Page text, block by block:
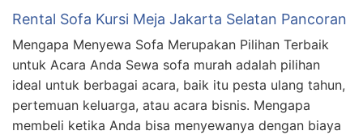
Rental Sofa Kursi Meja Jakarta Selatan Pancoran
Mengapa Menyewa Sofa Merupakan Pilihan Terbaik
untuk Acara Anda Sewa sofa murah adalah pilihan
ideal untuk berbagai acara, baik itu pesta ulang tahun,
pertemuan keluarga, atau acara bisnis. Mengapa
membeli ketika Anda bisa menyewanya dengan biaya